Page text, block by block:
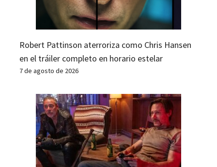
Robert Pattinson aterroriza como Chris Hansen
en el tráiler completo en horario estelar
7 de agosto de 2026